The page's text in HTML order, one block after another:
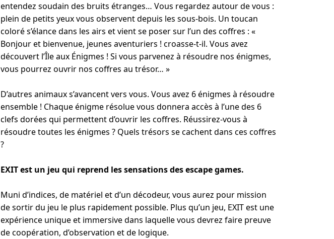
entendez soudain des bruits étranges… Vous regardez autour de vous :
plein de petits yeux vous observent depuis les sous-bois. Un toucan
coloré s’élance dans les airs et vient se poser sur l’un des coffres : «
Bonjour et bienvenue, jeunes aventuriers ! croasse-t-il. Vous avez
découvert l’Île aux Énigmes ! Si vous parvenez à résoudre nos énigmes,
vous pourrez ouvrir nos coffres au trésor… »
D’autres animaux s’avancent vers vous. Vous avez 6 énigmes à résoudre
ensemble ! Chaque énigme résolue vous donnera accès à l’une des 6
clefs dorées qui permettent d’ouvrir les coffres. Réussirez-vous à
résoudre toutes les énigmes ? Quels trésors se cachent dans ces coffres
?
EXIT est un jeu qui reprend les sensations des escape games.
Muni d’indices, de matériel et d’un décodeur, vous aurez pour mission
de sortir du jeu le plus rapidement possible. Plus qu’un jeu, EXIT est une
expérience unique et immersive dans laquelle vous devrez faire preuve
de coopération, d’observation et de logique.